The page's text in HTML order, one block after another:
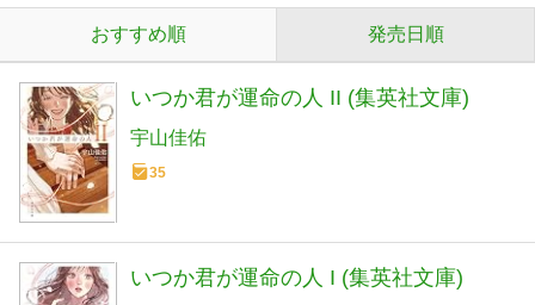
おすすめ順 発売日順
いつか君が運命の人 II (集英社文庫)
宇山佳佑
35
いつか君が運命の人 I (集英社文庫)